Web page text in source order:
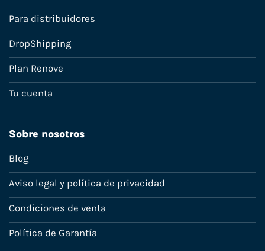
Para distribuidores
DropShipping
Plan Renove
Tu cuenta
Sobre nosotros
Blog
Aviso legal y política de privacidad
Condiciones de venta
Política de Garantía